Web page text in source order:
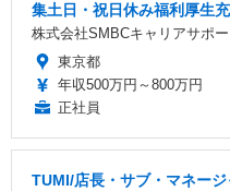
集土日・祝日休み福利厚生
株式会社SMBCキャリアサポー
東京都
年収500万円～800万円
正社員
TUMI/店長・サブ・マネー